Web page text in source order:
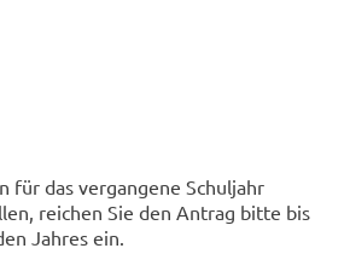
für das vergangene Schuljahr
reichen Sie den Antrag bitte bis
Jahres ein.